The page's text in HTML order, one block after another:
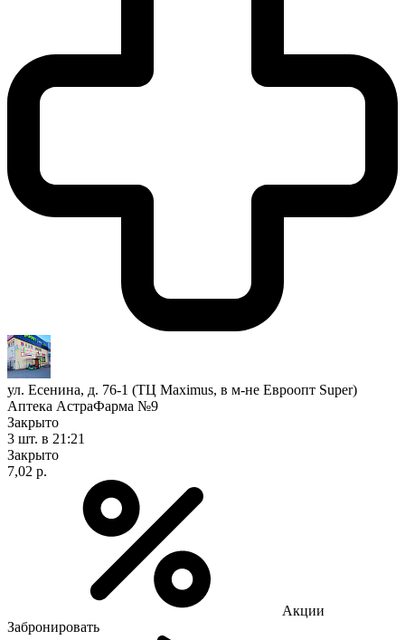
ул. Есенина, д. 76-1 (ТЦ Maximus, в м-не Евроопт Super)
Аптека АстраФарма №9
Закрыто
3 шт. в 21:21
Закрыто
7,02 р.
Акции
Забронировать